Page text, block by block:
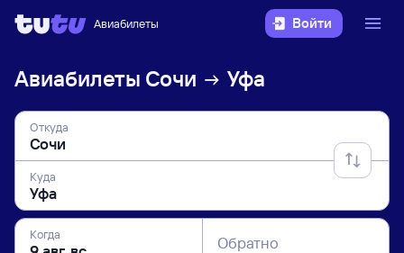
Авиабилеты Войти
Авиабилеты Сочи Уфа
Откуда
Куда
Когда Обратно